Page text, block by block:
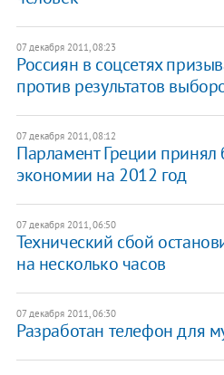
07 декабря 2011, 08:23
Россиян в соцсетях
против результатов
07 декабря 2011, 08:12
​Парламент Греции
экономии на 2012 год
07 декабря 2011, 06:50
Технический сбой
на несколько часов
07 декабря 2011, 06:30
Разработан телефон для